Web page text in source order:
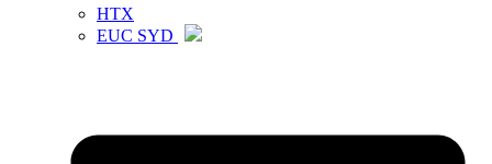
HTX
EUC SYD